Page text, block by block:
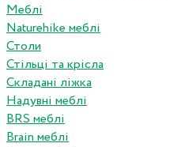
Меблі
Naturehike меблі
Столи
Стільці та крісла
Складані ліжка
Надувні меблі
BRS меблі
Brain меблі